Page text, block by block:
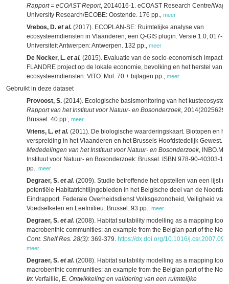
Rapport = eCOAST Report, 2014016-1. eCOAST Research Centre/
University Research/ECOBE: Oostende. 176 pp. meer
Vrebos, D. et al. (2017). ECOPLAN-SE: Ruimtelijke analyse van
ecosysteemdiensten in Vlaanderen, een Q-GIS plugin. Versie 1.0, 017-
Universiteit Antwerpen: Antwerpen. 132 pp. meer
De Nocker, L. et al. (2015). Evaluatie van de socio-economisch impact
FLANDRE project op de lokale economie, bevolking en het herstel van
ecosysteemdiensten. VITO: Mol. 70 + bijlagen pp. meer
Gebruikt in deze dataset
Provoost, S. (2014). Ecologische basismonitoring van het
Rapport van het Instituut voor Natuur- en Bosonderzoek,
Brussel. 40 pp. meer
Vriens, L. et al. (2011). De biologische waarderingskaart. Biotopen en
verspreiding in het Vlaanderen en het Brussels Hoofdstedelijk Gewest.
Mededelingen van het Instituut voor Natuur- en Bosonderzoek,
Instituut voor Natuur- en Bosonderzoek: Brussel. ISBN 978-90-40303-
pp. meer
Degraer, S. et al. (2009). Studie betreffende het opstellen van een lijst
potentiële Habitatrichtlijngebieden in het Belgische deel van de
Eindrapport. Federale Overheidsdienst Volksgezondheid, Veiligheid van
Voedselketen en Leefmilieu: Brussel. 93 pp. meer
Degraer, S. et al. (2008). Habitat suitability modelling as a mapping tool
macrobenthic communities: an example from the Belgian part of the
Cont. Shelf Res. 28(3): 369-379. https://dx.doi.org/10.1016/
meer
Degraer, S. et al. (2008). Habitat suitability modelling as a mapping tool
macrobenthic communities: an example from the Belgian part of the
in: Verfaillie, E. Ontwikkeling en validering van een ruimtelijke